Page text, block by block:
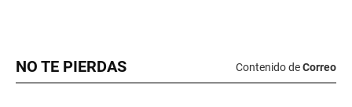
NO TE PIERDAS Contenido deCorreo